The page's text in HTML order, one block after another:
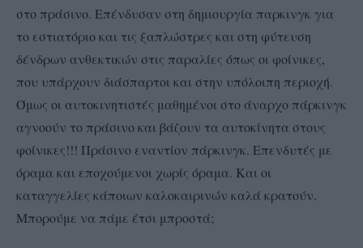
στο πράσινο. Επένδυσαν στη δημιουργία παρκινγκ για
το εστιατόριο και τις ξαπλώστρες και στη φύτευση
δένδρων ανθεκτικών στις παραλίες όπως οι φοίνικες,
που υπάρχουν διάσπαρτοι και στην υπόλοιπη περιοχή.
Όμως οι αυτοκινητιστές μαθημένοι στο άναρχο πάρκινγκ
αγνοούν το πράσινο και βάζουν τα αυτοκίνητα στους
φοίνικες!!! Πράσινο εναντίον πάρκινγκ. Επενδυτές με
όραμα και εποχούμενοι χωρίς όραμα. Και οι
καταγγελίες κάποιων καλοκαιρινών καλά κρατούν.
Μπορούμε να πάμε έτσι μπροστά;